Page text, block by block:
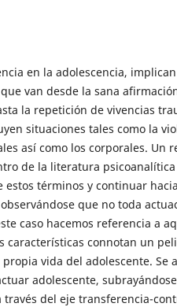
en la adolescencia,
van desde la sana
la repetición de vivencias
situaciones tales como la
así como los corporales. Un
de la literatura
estos términos y continuar
que no toda
caso hacemos referencia a
características connotan un
vida del adolescente. Se
adolescente,
través del eje transferencia-